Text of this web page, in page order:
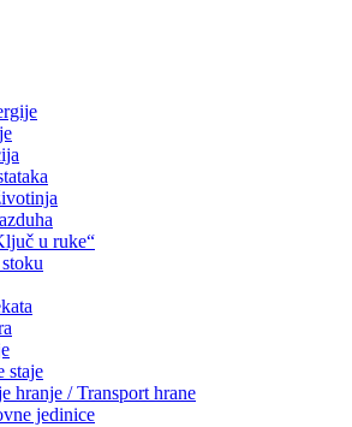
u ruke“
staje
hranje / Transport hrane
jedinice